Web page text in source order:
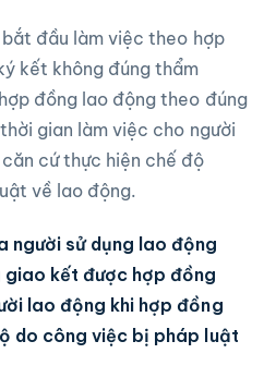
đầu làm việc theo hợp
kết không đúng thẩm
đồng lao động theo đúng
gian làm việc cho người
cứ thực hiện chế độ
về lao động.
người sử dụng lao động
kết được hợp đồng
lao động khi hợp đồng
do công việc bị pháp luật